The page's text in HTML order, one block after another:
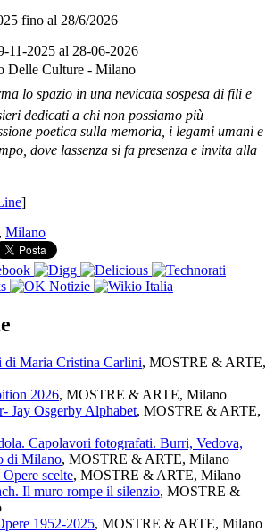
fino al 28/6/2026
11-2025 al 28-06-2026
Delle Culture - Milano
lo spazio in una nevicata sospesa di fili e
dedicati a chi non possiamo più
poetica sulla memoria, i legami umani e
dove lassenza si fa presenza e invita alla
]
, Milano
di Maria Cristina Carlini, MOSTRE & ARTE,
2026, MOSTRE & ARTE, Milano
Jay Osgerby Alphabet, MOSTRE & ARTE,
Capolavori fotografati. Burri, Vedova,
di Milano, MOSTRE & ARTE, Milano
scelte, MOSTRE & ARTE, Milano
Il muro rompe il silenzio, MOSTRE &
1952-2025, MOSTRE & ARTE, Milano